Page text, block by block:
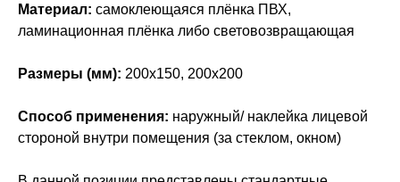
Материал: самоклеющаяся плёнка ПВХ,
ламинационная плёнка либо световозвращающая
Размеры (мм): 200х150, 200х200
Способ применения: наружный/ наклейка лицевой
стороной внутри помещения (за стеклом, окном)